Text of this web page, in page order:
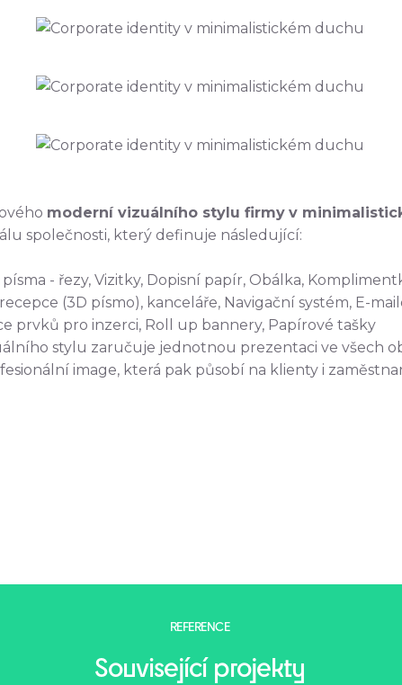
moderní vizuálního stylu firmy v
společnosti, který definuje následující:
- řezy, Vizitky, Dopisní papír, Obálka,
(3D písmo), kanceláře, Navigační systém, E-
prvků pro inzerci, Roll up bannery, Papírové tašky
stylu zaručuje jednotnou prezentaci ve všech
image, která pak působí na klienty i
REFERENCE
Související projekty